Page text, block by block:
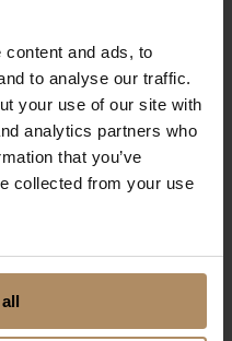
and ads, to
to analyse our traffic.
your use of our site with
analytics partners who
that you’ve
collected from your use